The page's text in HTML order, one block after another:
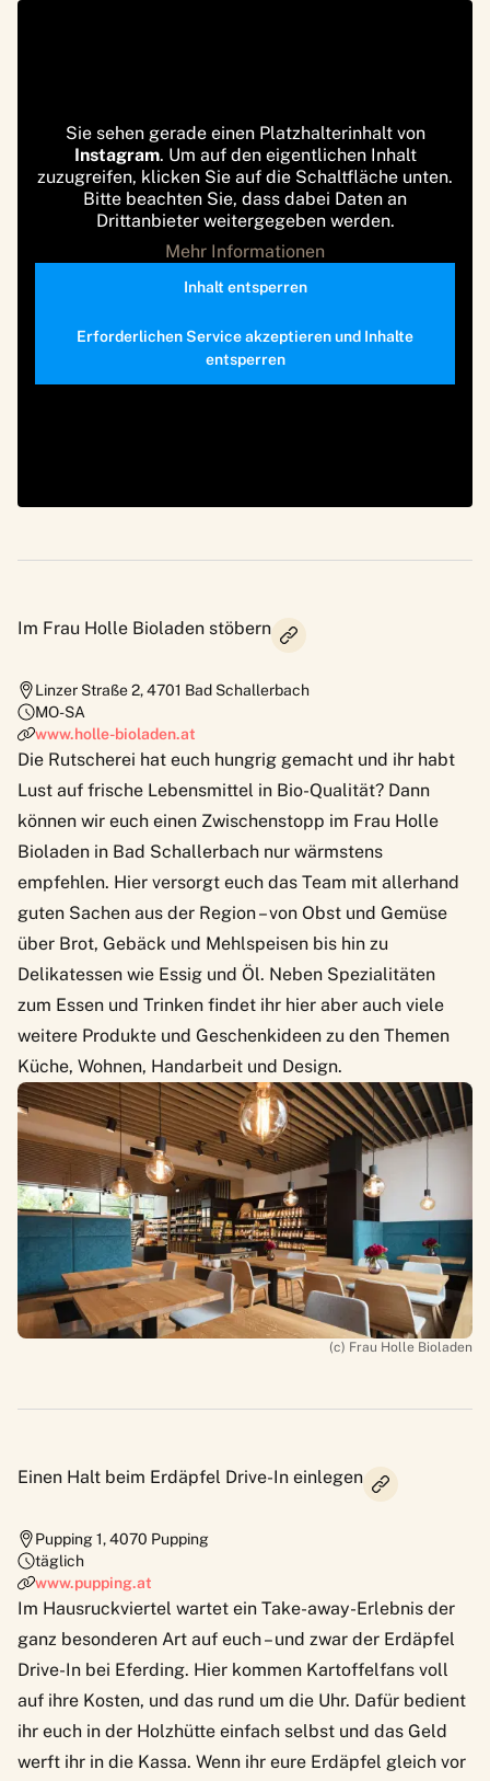
Sie sehen gerade einen Platzhalterinhalt von
Instagram. Um auf den eigentlichen Inhalt
zuzugreifen, klicken Sie auf die Schaltfläche unten.
Bitte beachten Sie, dass dabei Daten an
Drittanbieter weitergegeben werden.
Mehr Informationen
Inhalt entsperren
Erforderlichen Service akzeptieren und Inhalte
entsperren
Im Frau Holle Bioladen stöbern
Linzer Straße 2,4701 Bad Schallerbach
MO-SA
www.holle-bioladen.at
Die Rutscherei hat euch hungrig gemacht und ihr habt
Lust auf frische Lebensmittel in Bio-Qualität? Dann
können wir euch einen Zwischenstopp im Frau Holle
Bioladen in Bad Schallerbach nur wärmstens
empfehlen. Hier versorgt euch das Team mit allerhand
guten Sachen aus der Region – von Obst und Gemüse
über Brot, Gebäck und Mehlspeisen bis hin zu
Delikatessen wie Essig und Öl. Neben Spezialitäten
zum Essen und Trinken findet ihr hier aber auch viele
weitere Produkte und Geschenkideen zu den Themen
Küche, Wohnen, Handarbeit und Design.
(c) Frau Holle Bioladen
Einen Halt beim Erdäpfel Drive-In einlegen
Pupping 1,4070 Pupping
täglich
www.pupping.at
Im Hausruckviertel wartet ein Take-away-Erlebnis der
ganz besonderen Art auf euch – und zwar der Erdäpfel
Drive-In bei Eferding. Hier kommen Kartoffelfans voll
auf ihre Kosten, und das rund um die Uhr. Dafür bedient
ihr euch in der Holzhütte einfach selbst und das Geld
werft ihr in die Kassa. Wenn ihr eure Erdäpfel gleich vor